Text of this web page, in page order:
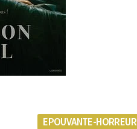
EPOUVANTE-HORREUR